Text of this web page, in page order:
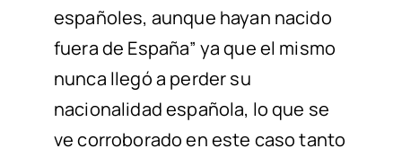
españoles, aunque hayan nacido
fuera de España” ya que el mismo
nunca llegó a perder su
nacionalidad española, lo que se
ve corroborado en este caso tanto